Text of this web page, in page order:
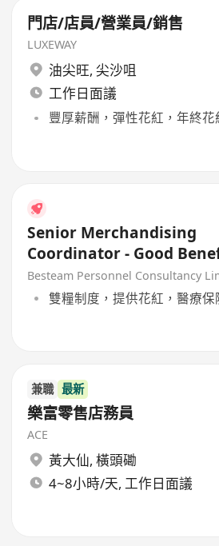
門店/店員/營業員/銷售
LUXEWAY
油尖旺, 尖沙咀
工作日面議
豐厚薪酬，彈性花紅，年終花
Senior Merchandising
Coordinator - Good
Besteam Personnel Consultancy
雙糧制度，提供花紅，醫療保
兼職 最新
樂富零售店務員
ACE
黃大仙, 橫頭磡
4~8小時/天, 工作日面議